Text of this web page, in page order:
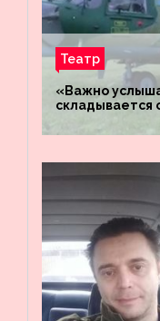
Театр
«Важно
складывается
«Восток»